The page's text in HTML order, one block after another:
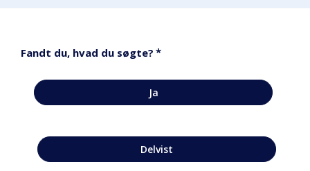
Fandt du, hvad du søgte? *
Ja
Delvist